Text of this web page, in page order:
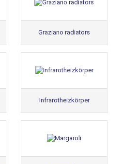
Graziano radiators
Infrarotheizkörper